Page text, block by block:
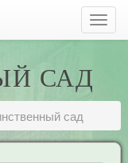
САД
сад